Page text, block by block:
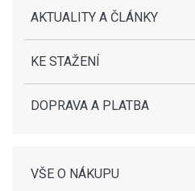
AKTUALITY A ČLÁNKY
KE STAŽENÍ
DOPRAVA A PLATBA
VŠE O NÁKUPU